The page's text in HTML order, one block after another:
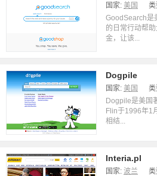
国家: 美国 类
GoodSearch是
的日常行动帮
金，让该...
Dogpile
国家: 美国 类
Dogpile是美国
Flin于1996年1
相结...
Interia.pl
国家: 波兰 类